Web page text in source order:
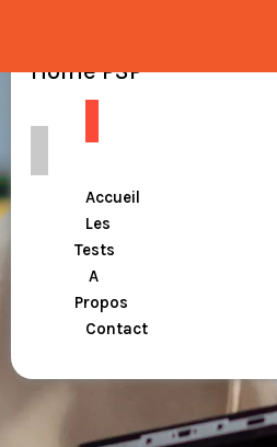
Home PSP
Accueil
Les
Tests
A
Propos
Contact